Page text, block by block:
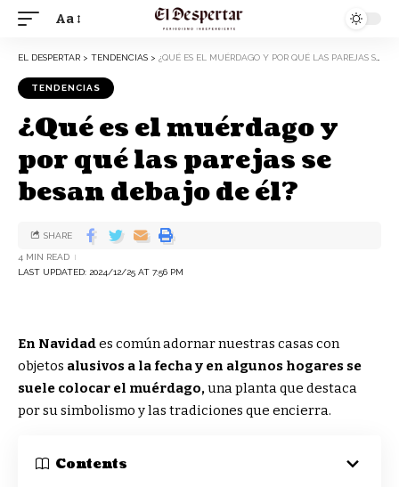
Aa
EL DESPERTAR > TENDENCIAS > ¿QUÉ ES EL MUÉRDAGO Y POR QUÉ LAS PAREJAS SE BESAN DEBAJO DE ÉL?
TENDENCIAS
¿Qué es el muérdago y
por qué las parejas se
besan debajo de él?
LAST UPDATED: 2024/12/25 AT 7:56 PM
4 MIN READ
SHARE
En Navidades común adornar nuestras casas con
objetos alusivos a la fecha y en algunos hogares se
suele colocar el muérdago,una planta que destaca
por su simbolismo y las tradiciones que encierra.
Contents